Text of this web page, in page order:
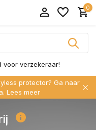
0
voor verzekeraar!
protector? Ga naar
Lees meer